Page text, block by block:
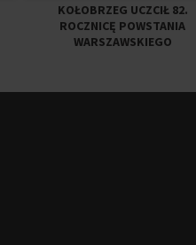
KOŁOBRZEG UCZCIŁ 82.
ROCZNICĘ POWSTANIA
WARSZAWSKIEGO